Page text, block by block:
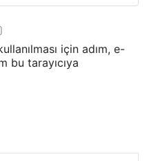
için adım, e-
bu tarayıcıya